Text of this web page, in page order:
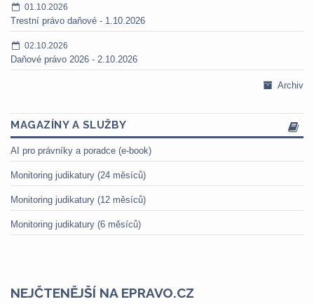
01.10.2026
Trestní právo daňové - 1.10.2026
02.10.2026
Daňové právo 2026 - 2.10.2026
Archiv
MAGAZÍNY A SLUŽBY
AI pro právníky a poradce (e-book)
Monitoring judikatury (24 měsíců)
Monitoring judikatury (12 měsíců)
Monitoring judikatury (6 měsíců)
NEJČTENĚJŠÍ NA EPRAVO.CZ